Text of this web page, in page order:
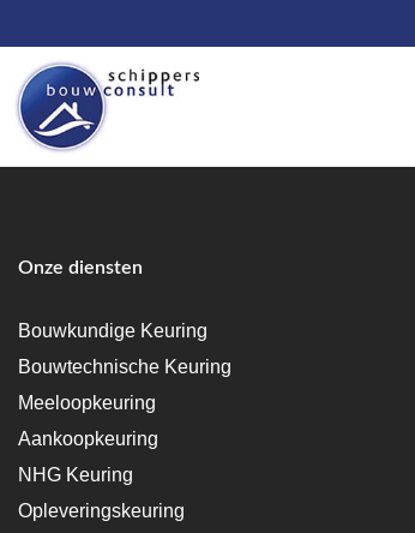
Onze diensten
Bouwkundige Keuring
Bouwtechnische Keuring
Meeloopkeuring
Aankoopkeuring
NHG Keuring
Opleveringskeuring